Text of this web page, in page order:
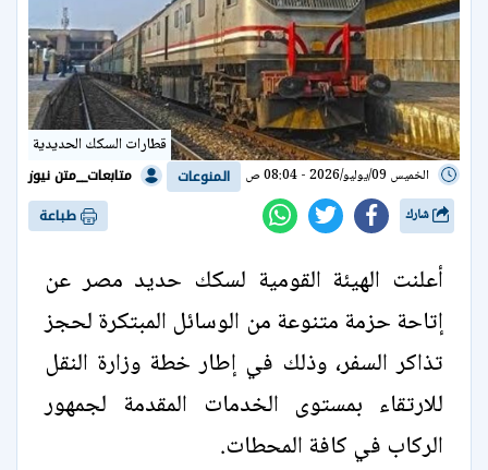
قطارات السكك الحديدية
الخميس 09/يوليو/2026 - 08:04 ص المنوعات متابعات__متن نيوز
طباعة
أعلنت الهيئة القومية لسكك حديد مصر عن
إتاحة حزمة متنوعة من الوسائل المبتكرة لحجز
تذاكر السفر، وذلك في إطار خطة وزارة النقل
للارتقاء بمستوى الخدمات المقدمة لجمهور
الركاب في كافة المحطات.